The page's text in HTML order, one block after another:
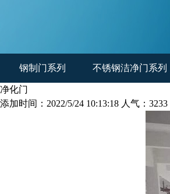
钢制门系列 不锈钢洁净门系列
净化门
添加时间：2022/5/24 10:13:18 人气：3233